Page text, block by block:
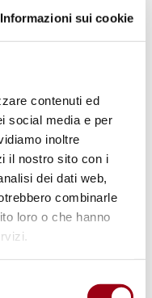
Informazioni sui cookie
contenuti ed
social media e per
inoltre
il nostro sito con i
dei dati web,
combinarle
loro o che hanno
imposta solo
le leggi in
del
definitivo
Ogni
di chiedere la
pena.